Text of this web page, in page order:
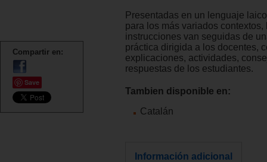
Compartir en:
Save
Presentadas en un lenguaje
para los más variados contextos,
instrucciones van seguidas de
práctica dirigida a los docentes,
explicaciones, actividades,
respuestas de los estudiantes.
Tambien disponible en:
Catalán
Información adicional